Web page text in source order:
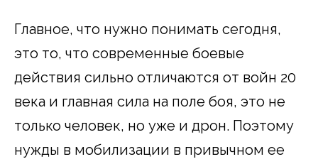
Главное, что нужно понимать сегодня,
это то, что современные боевые
действия сильно отличаются от войн 20
века и главная сила на поле боя, это не
только человек, но уже и дрон. Поэтому
нужды в мобилизации в привычном ее